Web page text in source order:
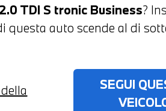
TDI S tronic Business?
questa auto scende al di
SEGUI